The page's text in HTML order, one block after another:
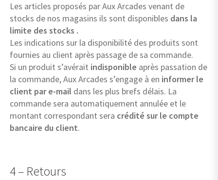
Les articles proposés par Aux Arcades venant de
stocks de nos magasins ils sont disponibles dans la
limite des stocks .
Les indications sur la disponibilité des produits sont
fournies au client après passage de sa commande.
Si un produit s’avérait indisponible après passation de
la commande, Aux Arcades s’engage à en informer le
client par e-mail dans les plus brefs délais. La
commande sera automatiquement annulée et le
montant correspondant sera crédité sur le compte
bancaire du client.
4 – Retours